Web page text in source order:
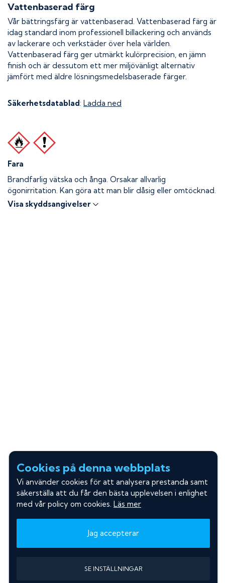
Vattenbaserad färg
Vår bättringsfärg är vattenbaserad. Vattenbaserad färg är
idag standard inom professionell billackering och används
av lackerare och verkstäder över hela världen.
Vattenbaserad färg ger utmärkt kulörprecision, en jämn
finish och är dessutom ett mer miljövänligt alternativ
jämfört med äldre lösningsmedelsbaserade färger.
Säkerhetsdatablad: Ladda ned
Fara
Brandfarlig vätska och ånga. Orsakar allvarlig
ögonirritation. Kan göra att man blir dåsig eller omtöcknad.
Visa skyddsangivelser
Cookies på denna webbplats
Vi använder cookies för att analysera prestanda samt
säkerställa att du får den bästa upplevelsen i enlighet
med vår policy om cookies. Läs mer
Jag accepterar
SE INSTÄLLNINGAR